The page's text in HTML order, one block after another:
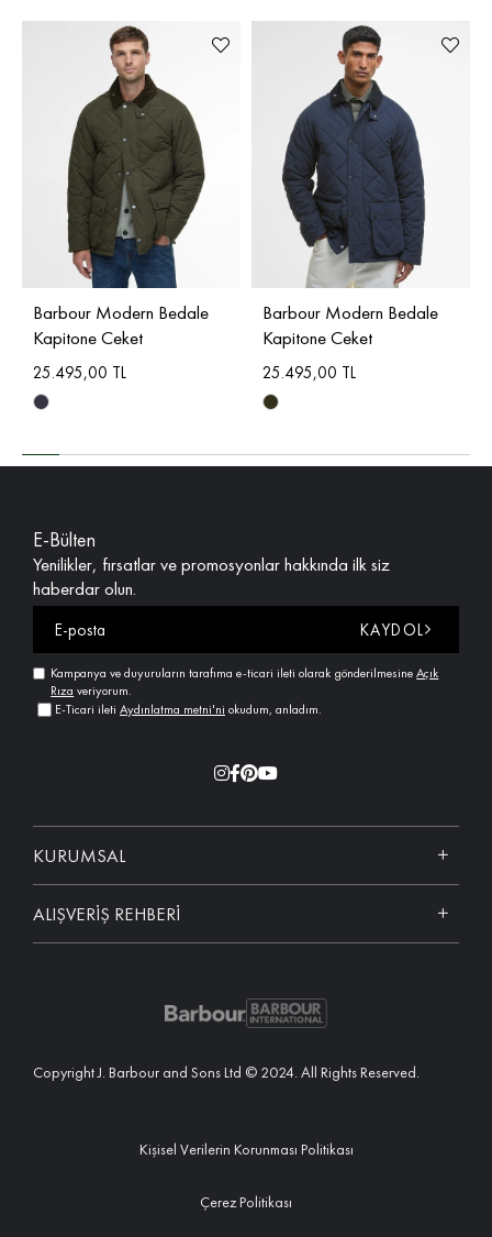
Barbour Modern Bedale
Kapitone Ceket
25.495,00 TL
Barbour Modern Bedale
Kapitone Ceket
25.495,00 TL
E-Bülten
Yenilikler, fırsatlar ve promosyonlar hakkında ilk siz
haberdar olun.
KAYDOL
Kampanya ve duyuruların tarafıma e-ticari ileti olarak gönderilmesineAçık
Rıza veriyorum.
E-Ticari ileti Aydınlatma metni'ni okudum, anladım.
KURUMSAL
ALIŞVERİŞ REHBERİ
Copyright J. Barbour and Sons Ltd © 2024. All Rights Reserved.
Kişisel Verilerin Korunması Politikası
Çerez Politikası